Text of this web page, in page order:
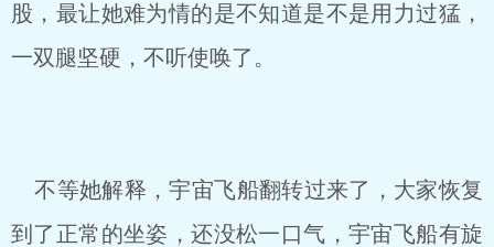
股，最让她难为情的是不知道是不是用力过猛，
一双腿坚硬，不听使唤了。
不等她解释，宇宙飞船翻转过来了，大家恢复
到了正常的坐姿，还没松一口气，宇宙飞船有旋